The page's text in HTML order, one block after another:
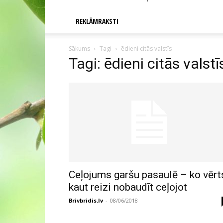
REKLĀMRAKSTI
Sākums Tagi ēdieni citās valstīs
Tagi: ēdieni citās
Ceļojums garšu pasaulē – ko
kaut reizi nobaudīt ceļojot
Brivbridis.lv - 08/06/2018